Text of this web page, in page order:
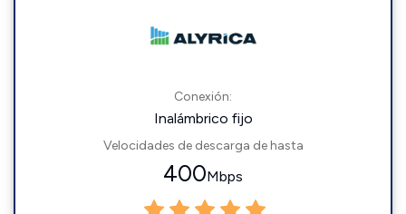
Conexión:
Inalámbrico fijo
Velocidades de descarga de hasta
400Mbps